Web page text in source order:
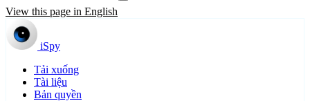
View this page in English
iSpy
Tải xuống
Tài liệu
Bản quyền